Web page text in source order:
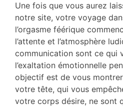
Une fois que vous aurez
notre site, votre voyage
l’orgasme féérique
l’attente et l’atmosphère
communication sont ce qui
l’exaltation émotionnelle
objectif est de vous
votre tête, qui vous
votre corps désire, ne sont